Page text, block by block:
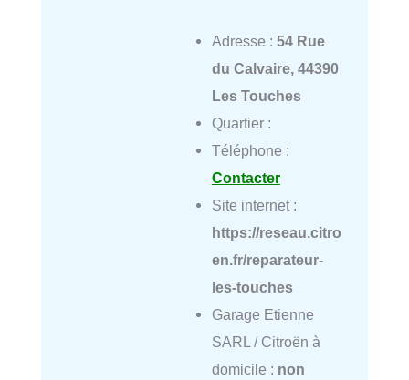
Adresse : 54 Rue
du Calvaire, 44390
Les Touches
Quartier :
Téléphone :
Contacter
Site internet :
https://reseau.citro
en.fr/reparateur-
les-touches
Garage Etienne
SARL / Citroën à
domicile : non